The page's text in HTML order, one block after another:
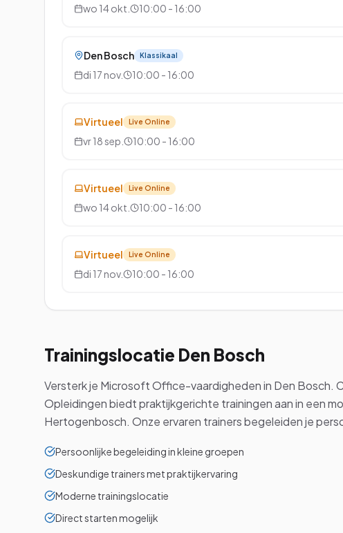
wo 14 okt. 10:00 - 16:00
Den Bosch Klassikaal
di 17 nov. 10:00 - 16:00
Virtueel Live Online
vr 18 sep. 10:00 - 16:00
Virtueel Live Online
wo 14 okt. 10:00 - 16:00
Virtueel Live Online
di 17 nov. 10:00 - 16:00
Trainingslocatie Den Bosch
Versterk je Microsoft Office-vaardigheden in Den Bosch.
Opleidingen biedt praktijkgerichte trainingen aan in een
Hertogenbosch. Onze ervaren trainers begeleiden je
Persoonlijke begeleiding in kleine groepen
Deskundige trainers met praktijkervaring
Moderne trainingslocatie
Direct starten mogelijk